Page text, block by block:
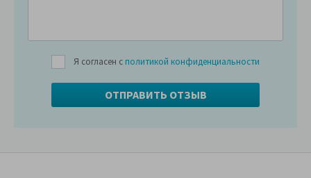
Я согласен с политикой конфиденциальности